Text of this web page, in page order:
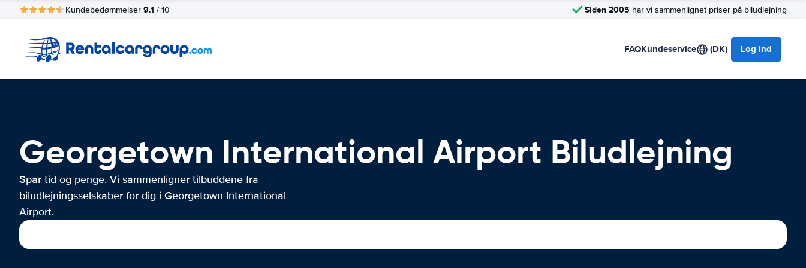
Kundebedømmelser 9.1 / 10 Siden 2005 har vi sammenlignet priser på biludlejning
FAQKundeservice (DK) Log ind
Georgetown International Airport Biludlejning
Spar tid og penge. Vi sammenligner tilbuddene fra
biludlejningsselskaber for dig i Georgetown International
Airport.